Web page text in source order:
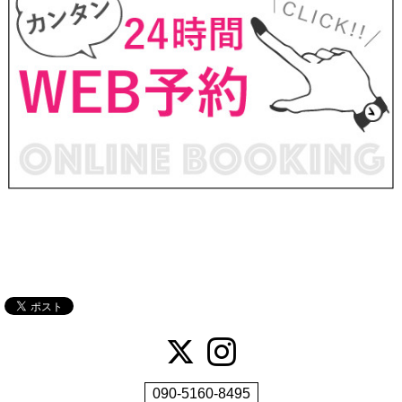
090-5160-8495